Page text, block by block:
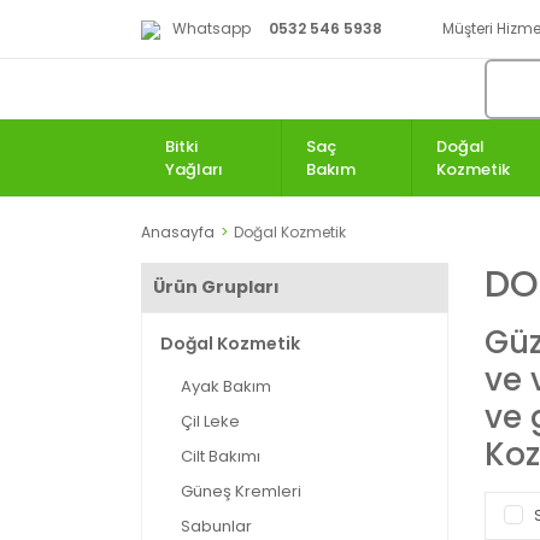
Whatsapp 0532 546 5938 Müşteri
Bitki
Yağları
Saç
Bakım
Doğal
Kozmetik
Anasayfa Doğal Kozmetik
Ürün Grupları
Doğal Kozmetik
Ayak Bakım
Çil Leke
Cilt Bakımı
Güneş Kremleri
Sabunlar
ve
ve